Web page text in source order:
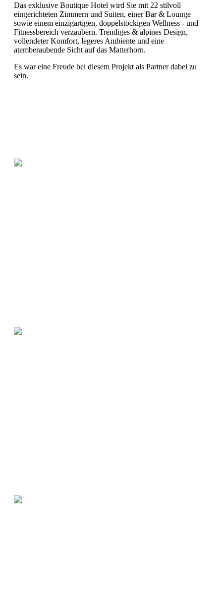
Das exklusive Boutique Hotel wird Sie mit 22 stilvoll
eingerichteten Zimmern und Suiten, einer Bar & Lounge
sowie einem einzigartigen, doppelstöckigen Wellness - und
Fitnessbereich verzaubern. Trendiges & alpines Design,
vollendeter Komfort, legeres Ambiente und eine
atemberaubende Sicht auf das Matterhorn.
Es war eine Freude bei diesem Projekt als Partner dabei zu
sein.